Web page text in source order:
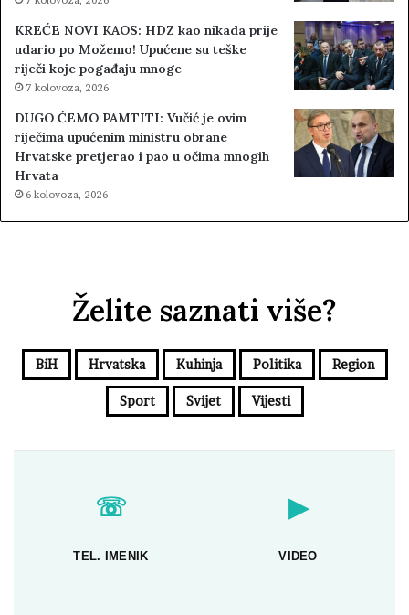
KREĆE NOVI KAOS: HDZ kao nikada prije
udario po Možemo! Upućene su teške
riječi koje pogađaju mnoge
7 kolovoza, 2026
DUGO ĆEMO PAMTITI: Vučić je ovim
riječima upućenim ministru obrane
Hrvatske pretjerao i pao u očima mnogih
Hrvata
6 kolovoza, 2026
Želite saznati više?
BiH Hrvatska Kuhinja Politika Region
Sport Svijet Vijesti
☏
TEL. IMENIK
▶
VIDEO